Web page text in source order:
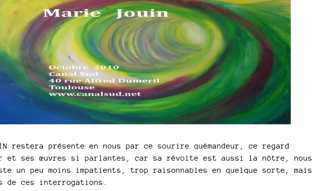
restera présente en nous par ce sourire quémandeur, ce regard
et ses œuvres si parlantes, car sa révolte est aussi la nôtre, nous
un peu moins impatients, trop raisonnables en quelque sorte, mais
de ces interrogations.